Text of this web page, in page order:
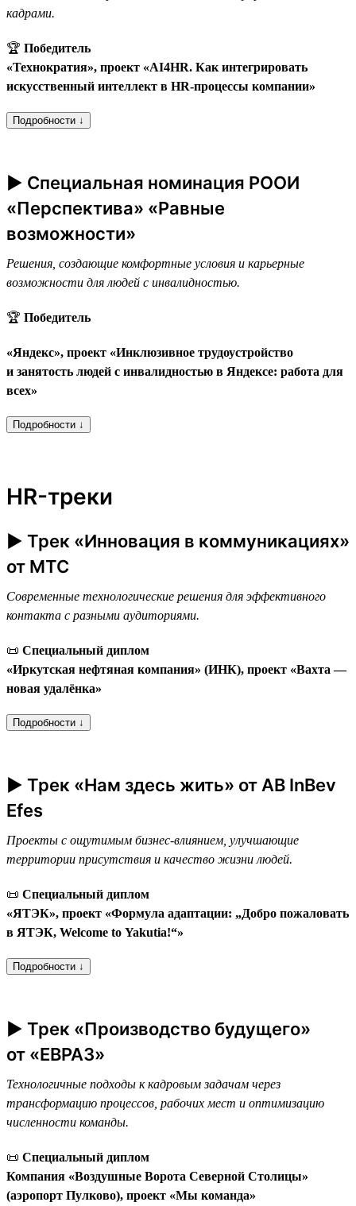
кадрами.
🏆 Победитель
«Технократия», проект «AI4HR. Как интегрировать
искусственный интеллект в HR-процессы компании»
Подробности ↓
► Специальная номинация РООИ
«Перспектива» «Равные
возможности»
Решения, создающие комфортные условия и карьерные
возможности для людей с инвалидностью.
🏆 Победитель
«Яндекс», проект «Инклюзивное трудоустройство
и занятость людей с инвалидностью в Яндексе: работа для
всех»
Подробности ↓
HR-треки
► Трек «Инновация в коммуникациях»
от МТС
Современные технологические решения для эффективного
контакта с разными аудиториями.
📜 Специальный диплом
«Иркутская нефтяная компания» (ИНК), проект «Вахта —
новая удалёнка»
Подробности ↓
► Трек «Нам здесь жить» от AB InBev
Efes
Проекты с ощутимым бизнес-влиянием, улучшающие
территории присутствия и качество жизни людей.
📜 Специальный диплом
«ЯТЭК», проект «Формула адаптации: „Добро пожаловать
в ЯТЭК, Welcome to Yakutia!“»
Подробности ↓
► Трек «Производство будущего»
от «ЕВРАЗ»
Технологичные подходы к кадровым задачам через
трансформацию процессов, рабочих мест и оптимизацию
численности команды.
📜 Специальный диплом
Компания «Воздушные Ворота Северной Столицы»
(аэропорт Пулково), проект «Мы команда»